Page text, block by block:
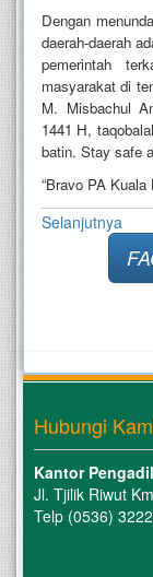
Dengan menunda
daerah-daerah
pemerintah
masyarakat di
M. Misbachul
1441 H,
batin. Stay safe
“Bravo PA Kuala
Selanjutnya
Hubungi
Kantor
Jl. Tjilik Riwut
Telp (0536)